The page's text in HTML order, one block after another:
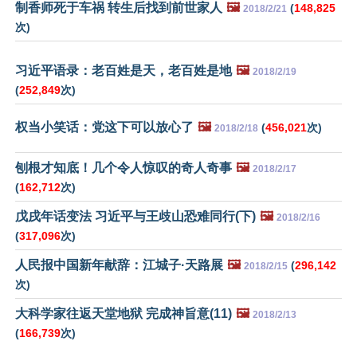
制香师死于车祸 转生后找到前世家人 🖼️ 2018/2/21 (148,825
次)
习近平语录：老百姓是天，老百姓是地 🖼️ 2018/2/19
(252,849次)
权当小笑话：党这下可以放心了 🖼️ 2018/2/18 (456,021次)
刨根才知底！几个令人惊叹的奇人奇事 🖼️ 2018/2/17
(162,712次)
戊戌年话变法 习近平与王歧山恐难同行(下) 🖼️ 2018/2/16
(317,096次)
人民报中国新年献辞：江城子·天路展 🖼️ 2018/2/15 (296,142
次)
大科学家往返天堂地狱 完成神旨意(11) 🖼️ 2018/2/13
(166,739次)